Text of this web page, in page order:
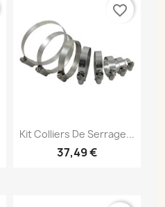
Kit Colliers De Serrage...
37,49 €
favorite_border